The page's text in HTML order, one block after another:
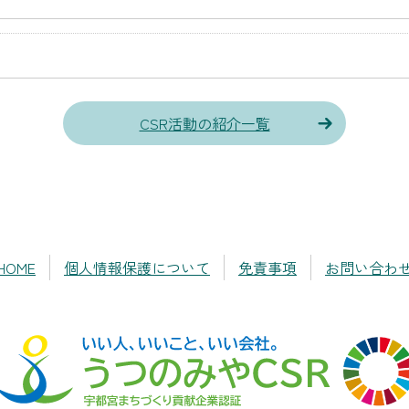
CSR活動の紹介一覧
個人情報保護について 免責事項 お問い合わ